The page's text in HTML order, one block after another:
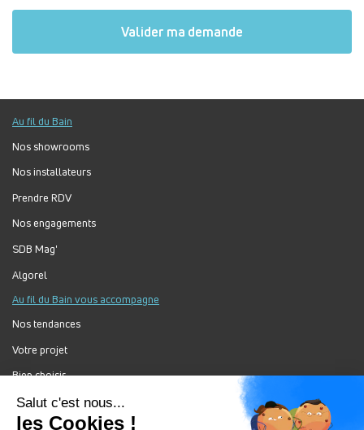
Au fil du Bain
Nos showrooms
Nos installateurs
Prendre RDV
Nos engagements
SDB Mag'
Algorel
Au fil du Bain vous accompagne
Nos tendances
Votre projet
Bien choisir
Forum Au Fil du Bain